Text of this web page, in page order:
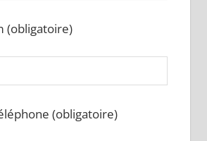
(obligatoire)
(obligatoire)